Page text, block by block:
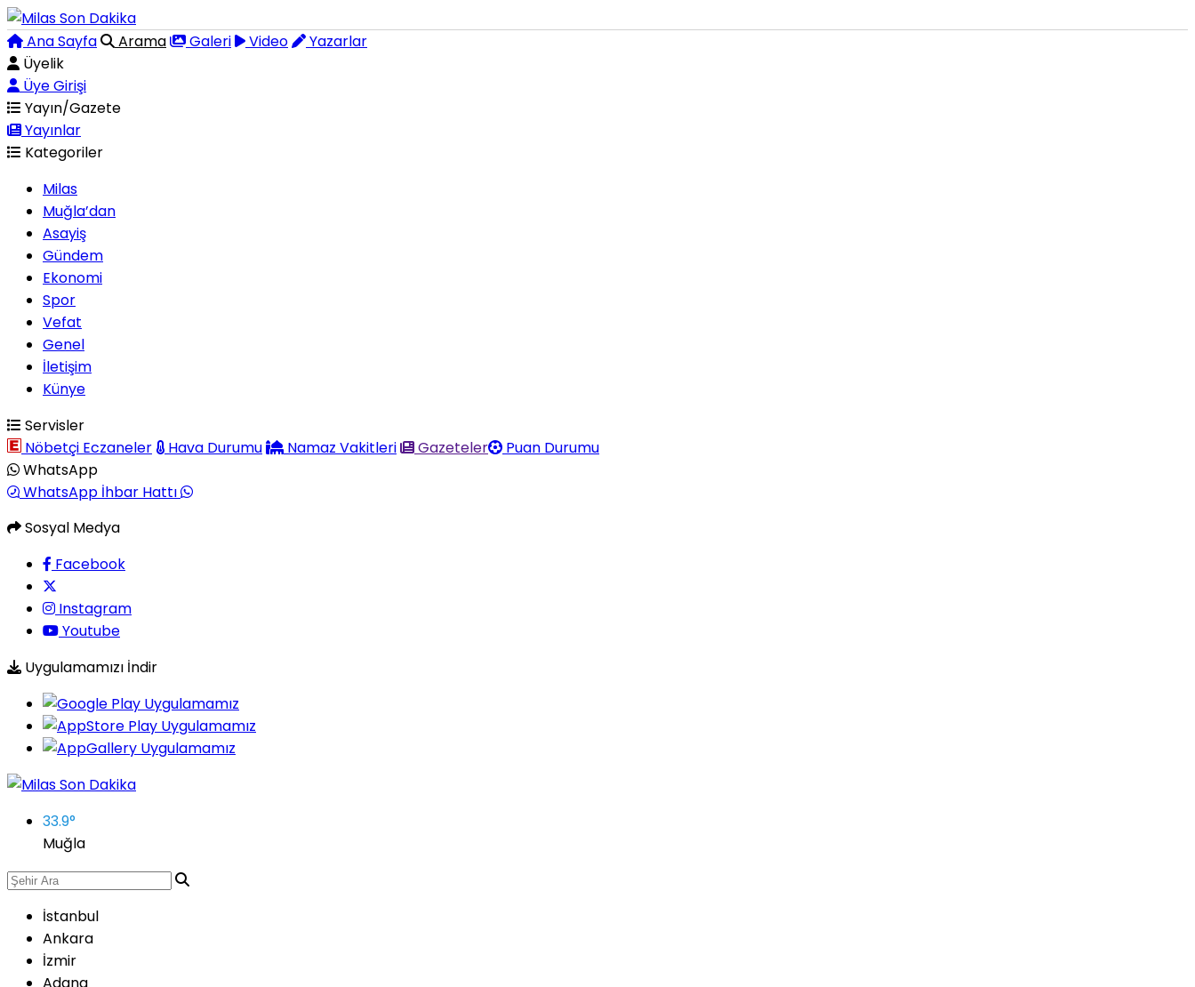
Ana Sayfa Arama Galeri Video
Yazarlar
Üyelik
Üye Girişi
Yayın/Gazete
Yayınlar
Kategoriler
Milas
Muğla’dan
Asayiş
Gündem
Ekonomi
Spor
Vefat
Genel
İletişim
Künye
Servisler
Nöbetçi Eczaneler
Hava Durumu Namaz Vakitleri Gazeteler
Puan Durumu
WhatsApp
WhatsApp İhbar Hattı
Sosyal Medya
Facebook
Instagram
Youtube
Uygulamamızı İndir
33.9°
Muğla
İstanbul
Ankara
İzmir